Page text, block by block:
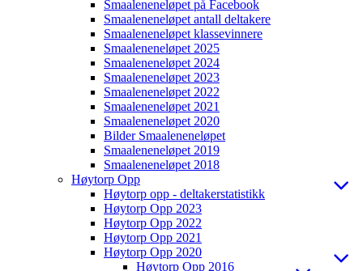
Smaaleneneløpet på Facebook
Smaaleneneløpet antall deltakere
Smaaleneneløpet klassevinnere
Smaaleneneløpet 2025
Smaaleneneløpet 2024
Smaaleneneløpet 2023
Smaaleneneløpet 2022
Smaaleneneløpet 2021
Smaaleneneløpet 2020
Bilder Smaaleneneløpet
Smaaleneneløpet 2019
Smaaleneneløpet 2018
Høytorp Opp
Høytorp opp - deltakerstatistikk
Høytorp Opp 2023
Høytorp Opp 2022
Høytorp Opp 2021
Høytorp Opp 2020
Høytorp Opp 2016